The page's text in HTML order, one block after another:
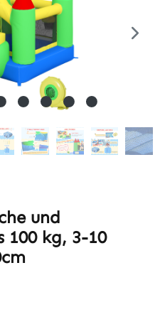
und
100 kg, 3-10